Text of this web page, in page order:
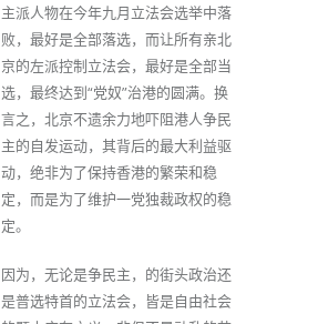
主派人物在今年九月立法会选举中落
败，最好是全部落选，而让所有亲北
京的左派控制立法会，最好是全部当
选，最终达到“党奴”治港的圆满。换
言之，北京不遗余力地吓阻港人争民
主的自发运动，其背后的最大利益驱
动，绝非为了保持香港的繁荣和稳
定，而是为了维护一党独裁政权的稳
定。
因为，无论是争民主，的街头政治还
是普选特首的立法会，皆是自由社会